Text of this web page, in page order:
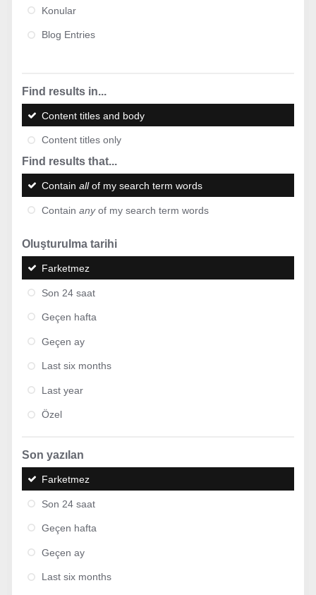
Konular
Blog Entries
Find results in...
Content titles and body
Content titles only
Find results that...
Contain allof my search term words
Contain anyof my search term words
Oluşturulma tarihi
Farketmez
Son 24 saat
Geçen hafta
Geçen ay
Last six months
Last year
Özel
Son yazılan
Farketmez
Son 24 saat
Geçen hafta
Geçen ay
Last six months